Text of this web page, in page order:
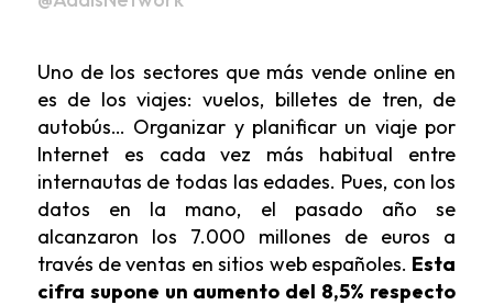
Uno de los sectores que más vende online en
es de los viajes: vuelos, billetes de tren, de
autobús… Organizar y planificar un viaje por
Internet es cada vez más habitual entre
internautas de todas las edades. Pues, con los
datos en la mano, el pasado año se
alcanzaron los 7.000 millones de euros a
través de ventas en sitios web españoles. Esta
cifra supone un aumento del 8,5% respecto